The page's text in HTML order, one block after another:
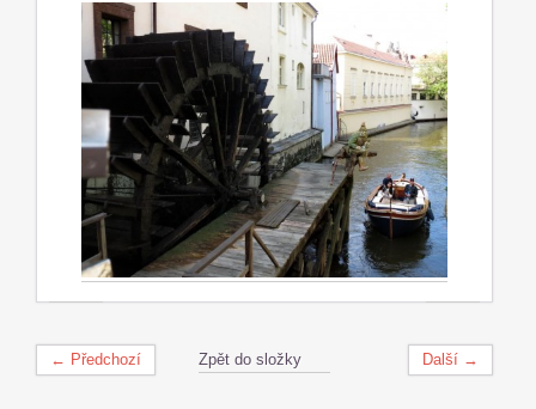
← Předchozí Další →
Zpět do složky